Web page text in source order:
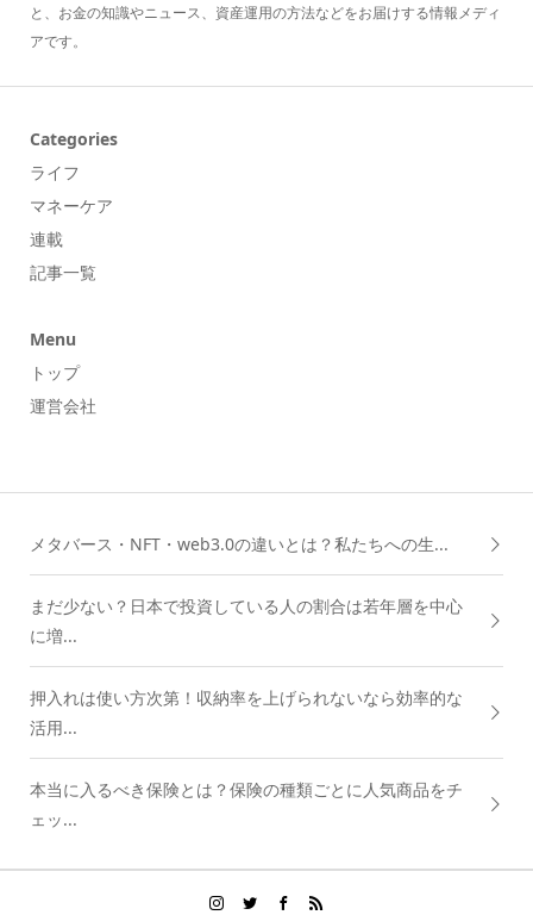
と、お金の知識やニュース、資産運用の方法などをお届けする情報メディ
アです。
Categories
ライフ
マネーケア
連載
記事一覧
Menu
トップ
運営会社
メタバース・NFT・web3.0の違いとは？私たちへの生...
まだ少ない？日本で投資している人の割合は若年層を中心
に増...
押入れは使い方次第！収納率を上げられないなら効率的な
活用...
本当に入るべき保険とは？保険の種類ごとに人気商品をチ
ェッ...